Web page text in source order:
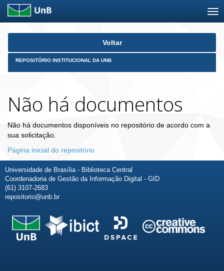
Skip
Voltar
REPOSITÓRIO INSTITUCIONAL DA UNB
Não há documentos
Não há documentos disponíveis no repositório de acordo com a
sua solicitação.
Página inicial do repositório
Universidade de Brasília - Biblioteca Central
Coordenadoria de Gestão da Informação Digital - GID
(61) 3107-2683
repositorio@unb.br